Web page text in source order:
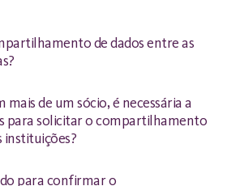
de dados entre as
de um sócio, é necessária a
para solicitar o compartilhamento
instituições?
para confirmar o